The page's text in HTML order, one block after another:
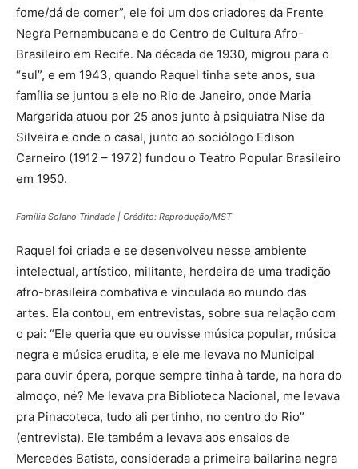
fome/dá de comer”, ele foi um dos criadores da Frente
Negra Pernambucana e do Centro de Cultura Afro-
Brasileiro em Recife. Na década de 1930, migrou para o
“sul”, e em 1943, quando Raquel tinha sete anos, sua
família se juntou a ele no Rio de Janeiro, onde Maria
Margarida atuou por 25 anos junto à psiquiatra Nise da
Silveira e onde o casal, junto ao sociólogo Edison
Carneiro (1912 – 1972) fundou o Teatro Popular Brasileiro
em 1950.
Família Solano Trindade | Crédito: Reprodução/MST
Raquel foi criada e se desenvolveu nesse ambiente
intelectual, artístico, militante, herdeira de uma tradição
afro-brasileira combativa e vinculada ao mundo das
artes. Ela contou, em entrevistas, sobre sua relação com
o pai: “Ele queria que eu ouvisse música popular, música
negra e música erudita, e ele me levava no Municipal
para ouvir ópera, porque sempre tinha à tarde, na hora do
almoço, né? Me levava pra Biblioteca Nacional, me levava
pra Pinacoteca, tudo ali pertinho, no centro do Rio”
(entrevista). Ele também a levava aos ensaios de
Mercedes Batista, considerada a primeira bailarina negra